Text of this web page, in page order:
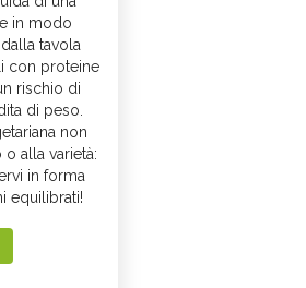
in modo
tavola
con proteine
rischio di
di peso.
non
alla varietà:
in forma
equilibrati!